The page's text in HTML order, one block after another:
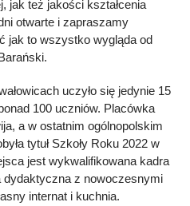
jak też jakości kształcenia
otwarte i zapraszamy
jak to wszystko wygląda od
uczyło się jedynie 15
100 uczniów. Placówka
a w ostatnim ogólnopolskim
tytuł Szkoły Roku 2022 w
jest wykwalifikowana kadra
dydaktyczna z nowoczesnymi
internat i kuchnia.